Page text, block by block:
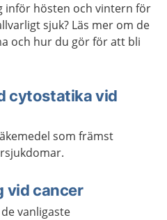
inför hösten och vintern för
sjuk? Läs mer om de
och hur du gör för att bli
cytostatika vid
som främst
vid cancer
vanligaste